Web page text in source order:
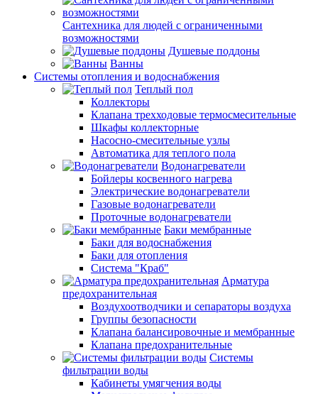
Сантехника для людей с ограниченными
возможностями
Душевые поддоны
Ванны
Системы отопления и водоснабжения
Теплый пол
Коллекторы
Клапана трехходовые термосмесительные
Шкафы коллекторные
Насосно-смесительные узлы
Автоматика для теплого пола
Водонагреватели
Бойлеры косвенного нагрева
Электрические водонагреватели
Газовые водонагреватели
Проточные водонагреватели
Баки мембранные
Баки для водоснабжения
Баки для отопления
Система "Краб"
Арматура
предохранительная
Воздухоотводчики и сепараторы воздуха
Группы безопасности
Клапана балансировочные и мембранные
Клапана предохранительные
Системы
фильтрации воды
Кабинеты умягчения воды